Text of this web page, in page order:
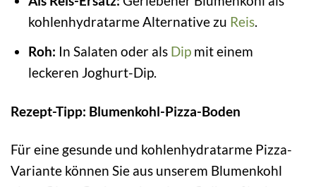
kohlenhydratarme Alternative zu Reis.
Roh: In Salaten oder als Dipmit einem
leckeren Joghurt-Dip.
Rezept-Tipp: Blumenkohl-Pizza-Boden
Für eine gesunde und kohlenhydratarme Pizza-
Variante können Sie aus unserem Blumenkohl